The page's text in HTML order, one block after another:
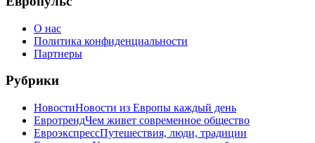
О нас
Политика конфиденциальности
Партнеры
Рубрики
НовостиНовости из Европы каждый день
ЕвротрендЧем живет современное общество
ЕвроэкспрессПутешествия, люди, традиции